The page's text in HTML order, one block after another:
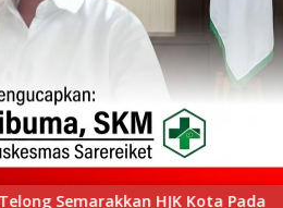
Warga Tumpah Ruah Saksikan